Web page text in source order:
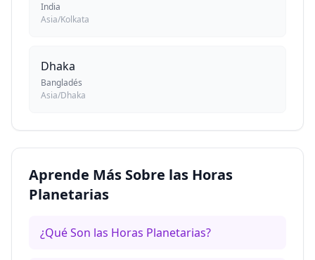
India
Asia/Kolkata
Dhaka
Bangladés
Asia/Dhaka
Aprende Más Sobre las Horas
Planetarias
¿Qué Son las Horas Planetarias?